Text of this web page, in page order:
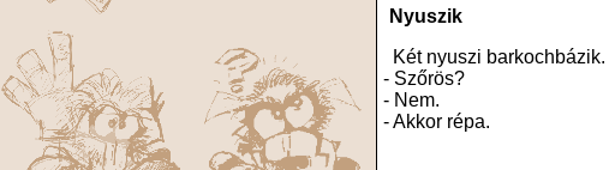
Nyuszik
Két nyuszi barkochbázik.
- Szőrös?
- Nem.
- Akkor répa.